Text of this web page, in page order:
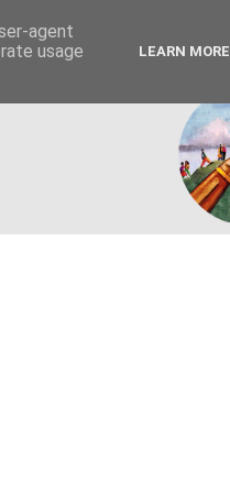
FACEBOOK
θεσμών - κοινωνίας
agent
usage
LEARN MORE